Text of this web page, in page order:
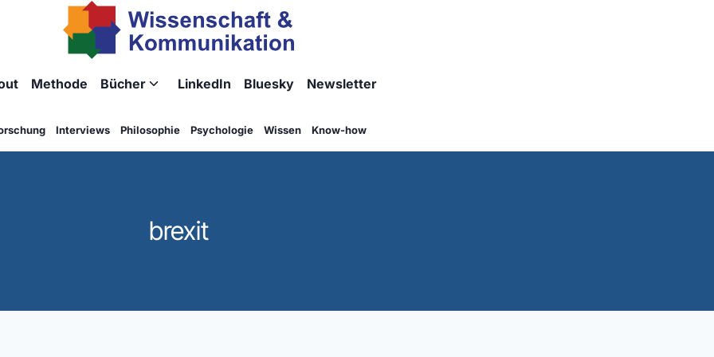
Methode Bücher
Untermenü
LinkedIn Bluesky Newsletter
Interviews Philosophie Psychologie Wissen Know-how
brexit